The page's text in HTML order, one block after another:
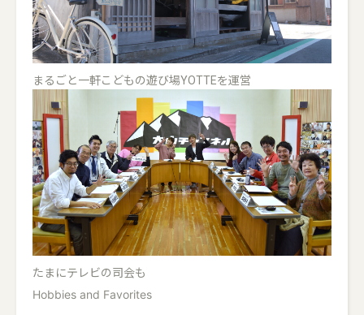
まるごと一軒こどもの遊び場YOTTEを運営
たまにテレビの司会も
Hobbies and Favorites